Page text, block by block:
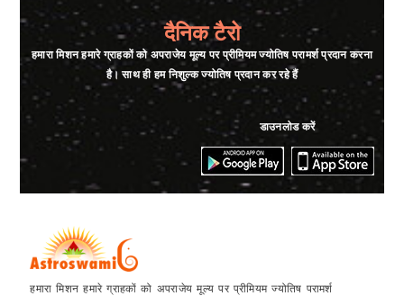
दैनिक टैरो
हमारा मिशन हमारे ग्राहकों को अपराजेय मूल्य पर प्रीमियम ज्योतिष परामर्श प्रदान करना
है। साथ ही हम निशुल्क ज्योतिष प्रदान कर रहे हैं
डाउनलोड करें
हमारा मिशन हमारे ग्राहकों को अपराजेय मूल्य पर प्रीमियम ज्योतिष परामर्श